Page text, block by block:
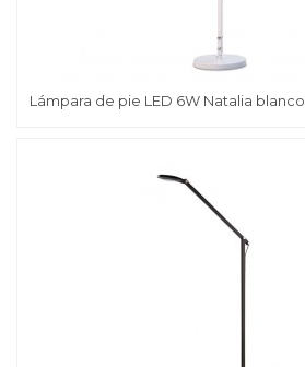
Lámpara de pie LED 6W Natalia blanco